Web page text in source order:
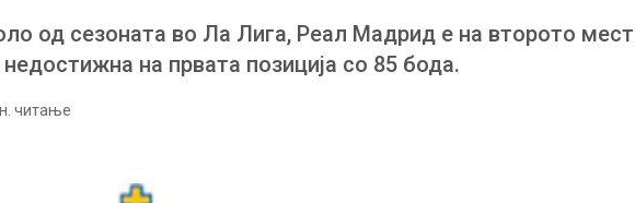
од сезоната во Ла Лига, Реал Мадрид е на второто
на првата позиција со 85 бода.
читање